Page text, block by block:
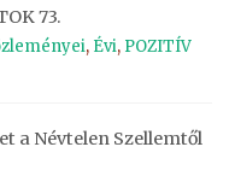
73.
, Évi, POZITÍV
a Névtelen Szellemtől